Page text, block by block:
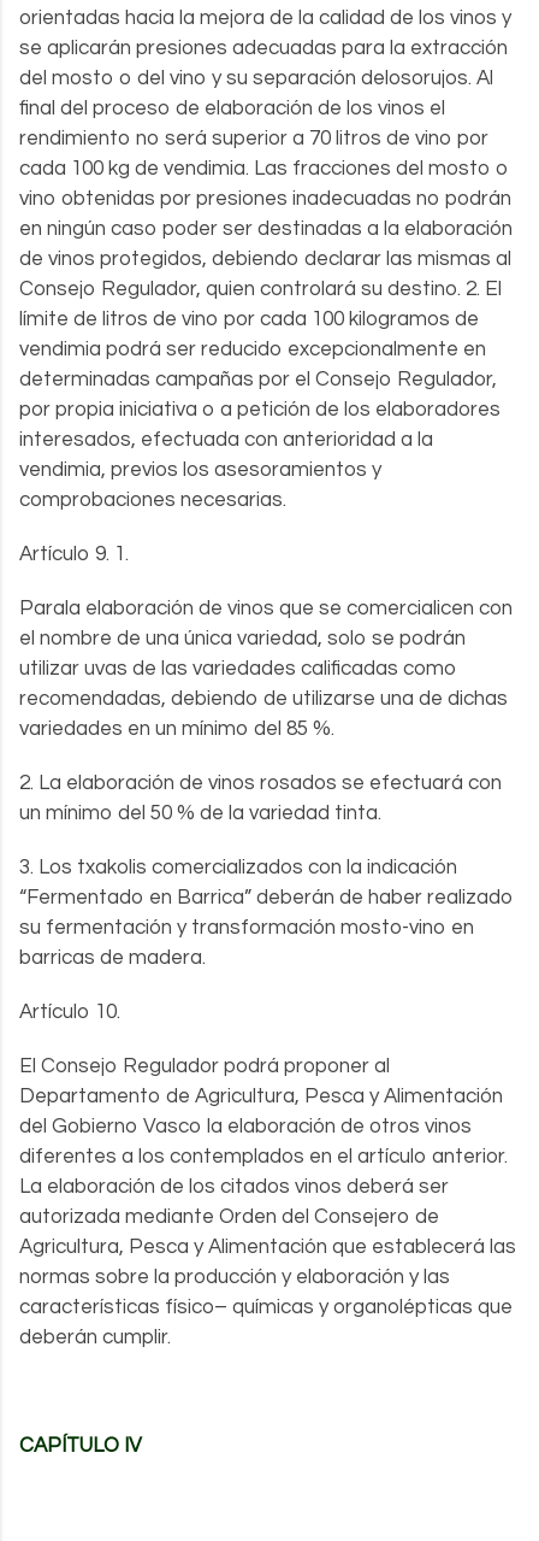
orientadas hacia la mejora de la calidad de los vinos y
se aplicarán presiones adecuadas para la extracción
del mosto o del vino y su separación delosorujos. Al
final del proceso de elaboración de los vinos el
rendimiento no será superior a 70 litros de vino por
cada 100 kg de vendimia. Las fracciones del mosto o
vino obtenidas por presiones inadecuadas no podrán
en ningún caso poder ser destinadas a la elaboración
de vinos protegidos, debiendo declarar las mismas al
Consejo Regulador, quien controlará su destino. 2. El
límite de litros de vino por cada 100 kilogramos de
vendimia podrá ser reducido excepcionalmente en
determinadas campañas por el Consejo Regulador,
por propia iniciativa o a petición de los elaboradores
interesados, efectuada con anterioridad a la
vendimia, previos los asesoramientos y
comprobaciones necesarias.
Artículo 9. 1.
Parala elaboración de vinos que se comercialicen con
el nombre de una única variedad, solo se podrán
utilizar uvas de las variedades calificadas como
recomendadas, debiendo de utilizarse una de dichas
variedades en un mínimo del 85 %.
2. La elaboración de vinos rosados se efectuará con
un mínimo del 50 % de la variedad tinta.
3. Los txakolis comercializados con la indicación
“Fermentado en Barrica” deberán de haber realizado
su fermentación y transformación mosto-vino en
barricas de madera.
Artículo 10.
El Consejo Regulador podrá proponer al
Departamento de Agricultura, Pesca y Alimentación
del Gobierno Vasco la elaboración de otros vinos
diferentes a los contemplados en el artículo anterior.
La elaboración de los citados vinos deberá ser
autorizada mediante Orden del Consejero de
Agricultura, Pesca y Alimentación que establecerá las
normas sobre la producción y elaboración y las
características físico– químicas y organolépticas que
deberán cumplir.
CAPÍTULO IV